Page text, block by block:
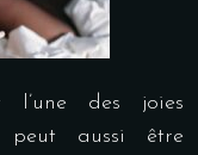
l’une des joies
aussi être